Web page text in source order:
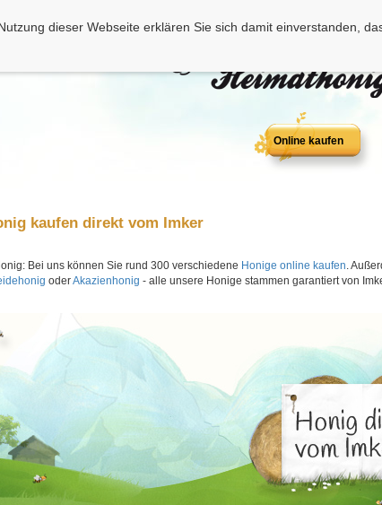
dieser Webseite erklären Sie sich damit einverstanden,
Online kaufen
kaufen direkt vom Imker
Bei uns können Sie rund 300 verschiedene Honige online kaufen.
oderAkazienhonig - alle unsere Honige stammen garantiert von